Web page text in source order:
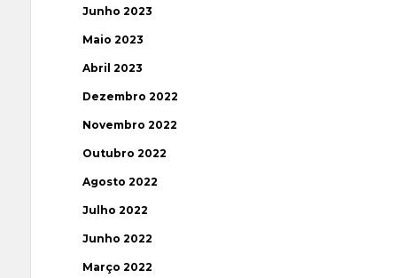
Junho 2023
Maio 2023
Abril 2023
Dezembro 2022
Novembro 2022
Outubro 2022
Agosto 2022
Julho 2022
Junho 2022
Março 2022